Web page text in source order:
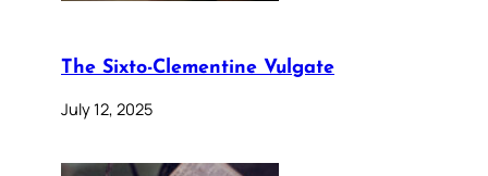
The Sixto-Clementine Vulgate
July 12, 2025